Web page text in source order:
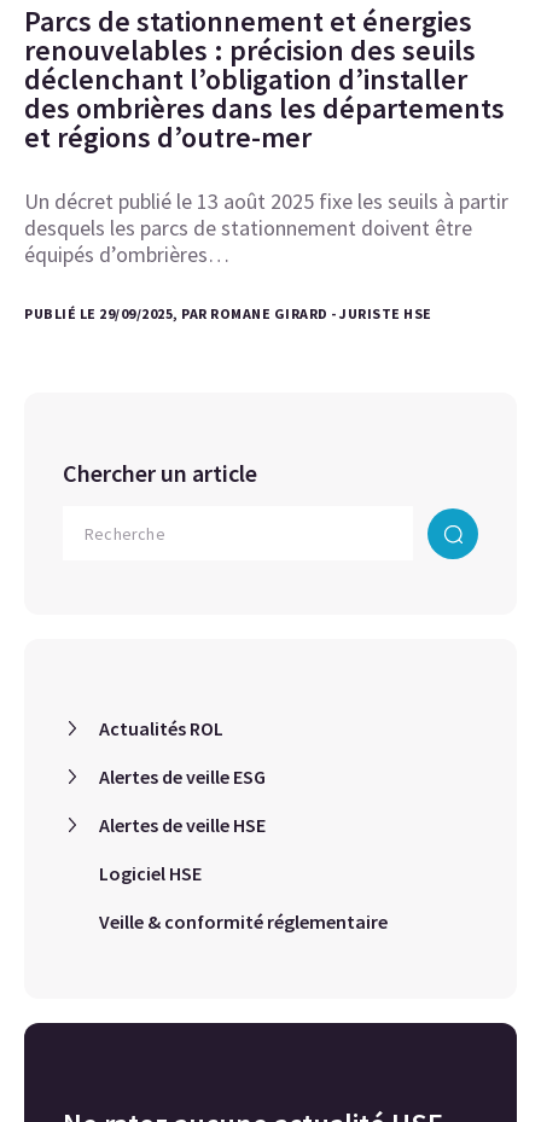
Parcs de stationnement et énergies
renouvelables : précision des seuils
déclenchant l’obligation d’installer
des ombrières dans les départements
et régions d’outre-mer
Un décret publié le 13 août 2025 fixe les seuils à partir
desquels les parcs de stationnement doivent être
équipés d’ombrières…
PUBLIÉ LE 29/09/2025, PAR ROMANE GIRARD - JURISTE HSE
Chercher un article
Actualités ROL
Alertes de veille ESG
Alertes de veille HSE
Logiciel HSE
Veille & conformité réglementaire